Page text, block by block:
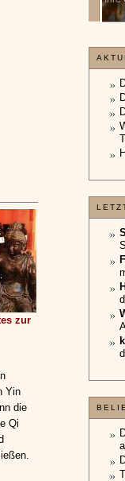
zur
Yin
die
Qi
»»»